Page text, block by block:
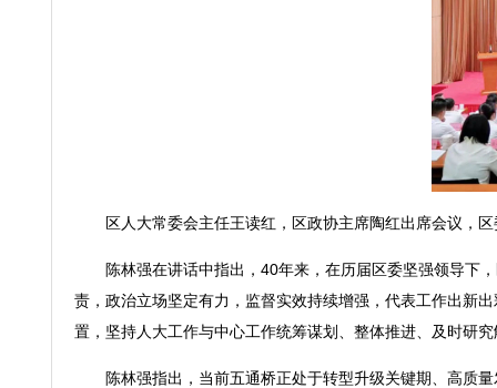
区人大常委会主任王读红，区政协主席陶红出席会议，
陈林强在讲话中指出，40年来，在历届区委坚强领导下
责，政治立场坚定有力，监督实效持续增强，代表工作出新
置，坚持人大工作与中心工作统筹谋划、整体推进、及时研
陈林强指出，当前五通桥正处于转型升级关键期、高质